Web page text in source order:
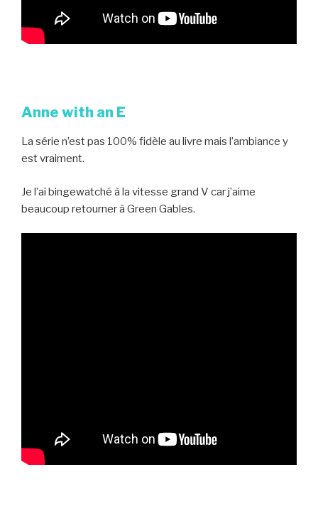
Anne with an E
La série n’est pas 100% fidèle au livre mais l’ambiance y
est vraiment.
Je l’ai bingewatché à la vitesse grand V car j’aime
beaucoup retourner à Green Gables.